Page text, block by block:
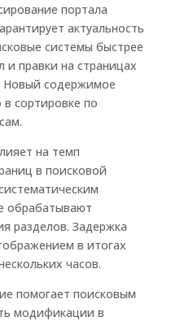
портала
актуальность
системы быстрее
правки на страницах
Новый содержимое
сортировке по
на темп
в поисковой
обрабатывают
разделов. Задержка
в итогах
часов.
помогает поисковым
модификации в